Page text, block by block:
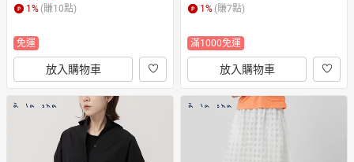
1 % (賺10點)
免運
放入購物車
1 % (賺7點)
滿1000免運
放入購物車